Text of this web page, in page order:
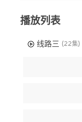
播放列表
线路三 (22集)